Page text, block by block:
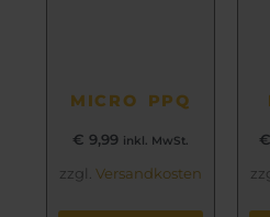
MICRO PPQ
€ 9,99 inkl. MwSt.
zzgl. Versandkosten
€